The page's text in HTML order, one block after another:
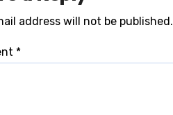
address will not be published.
*